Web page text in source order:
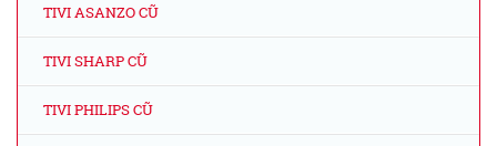
TIVI ASANZO CŨ
TIVI SHARP CŨ
TIVI PHILIPS CŨ